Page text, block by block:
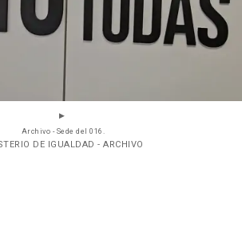
Archivo - Sede del 016.
DE IGUALDAD - ARCHIVO